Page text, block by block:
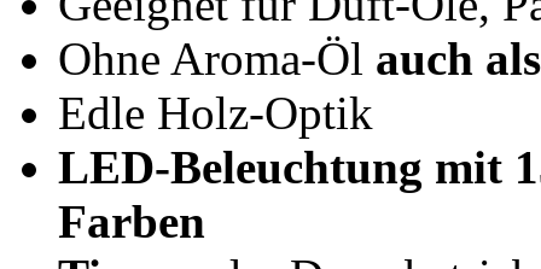
Ohne Aroma-Öl auch
Edle Holz-Optik
LED-Beleuchtung mit
Farben